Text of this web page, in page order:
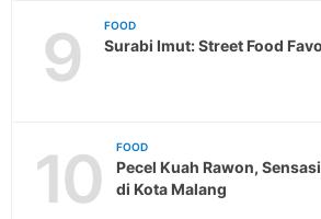
9 FOOD
Surabi Imut: Street Food
10 FOOD
Pecel Kuah Rawon,
di Kota Malang